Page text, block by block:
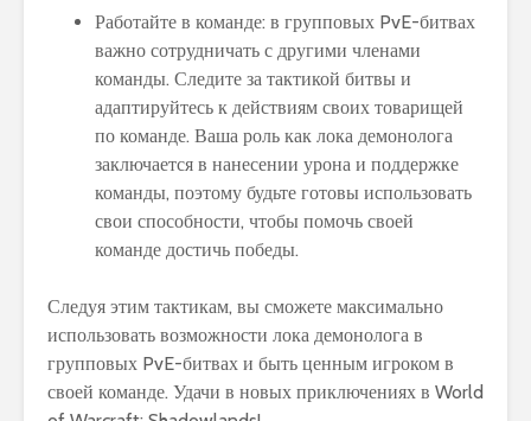
Работайте в команде: в групповых PvE-битвах
важно сотрудничать с другими членами
команды. Следите за тактикой битвы и
адаптируйтесь к действиям своих товарищей
по команде. Ваша роль как лока демонолога
заключается в нанесении урона и поддержке
команды, поэтому будьте готовы использовать
свои способности, чтобы помочь своей
команде достичь победы.
Следуя этим тактикам, вы сможете максимально
использовать возможности лока демонолога в
групповых PvE-битвах и быть ценным игроком в
своей команде. Удачи в новых приключениях в World